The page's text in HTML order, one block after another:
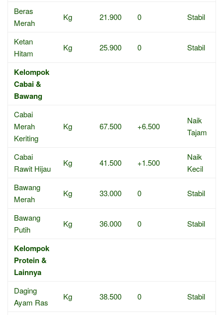
Beras
Merah
Kg 21.900 0 Stabil
Ketan
Hitam
Kg 25.900 0 Stabil
Kelompok
Cabai &
Bawang
Cabai
Merah
Keriting
Kg 67.500 +6.500
Naik
Tajam
Cabai
Rawit Hijau
Kg 41.500 +1.500
Naik
Kecil
Bawang
Merah
Kg 33.000 0 Stabil
Bawang
Putih
Kg 36.000 0 Stabil
Kelompok
Protein &
Lainnya
Daging
Ayam Ras
Kg 38.500 0 Stabil